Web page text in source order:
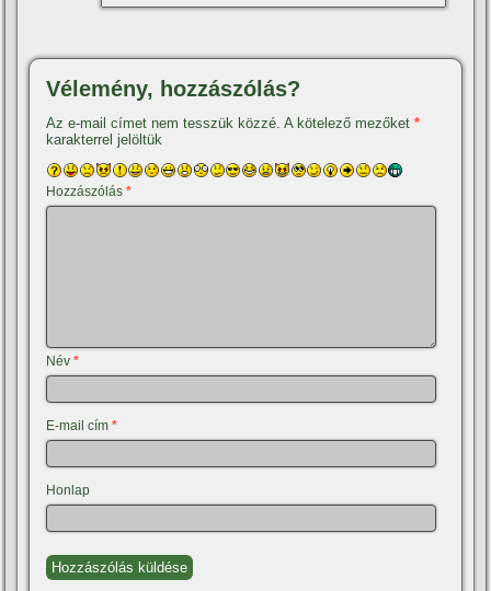
Vélemény, hozzászólás?
Az e-mail címet nem tesszük közzé. A kötelező mezőket*
karakterrel jelöltük
Hozzászólás*
Név*
E-mail cím*
Honlap